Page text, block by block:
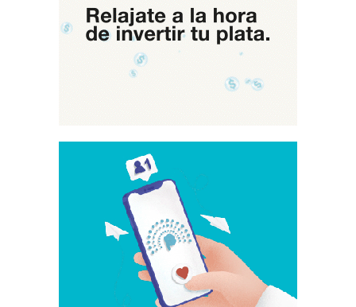
Lo
Vetamos
En
La
Calle»